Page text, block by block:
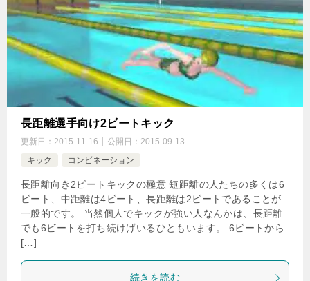
長距離選手向け2ビートキック
更新日： 2015-11-16 公開日： 2015-09-13
キック
コンビネーション
長距離向き2ビートキックの極意 短距離の人たちの多くは6
ビート、中距離は4ビート、長距離は2ビートであることが
一般的です。 当然個人でキックが強い人なんかは、長距離
でも6ビートを打ち続けげいるひともいます。 6ビートから
[…]
続きを読む